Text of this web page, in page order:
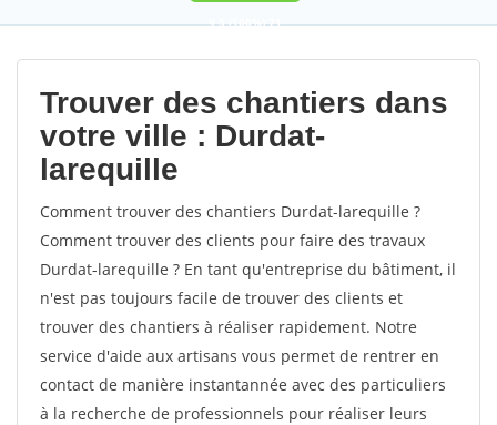
9,5(100%)71
votes
Trouver des chantiers dans
votre ville : Durdat-
larequille
Comment trouver des chantiers Durdat-larequille ?
Comment trouver des clients pour faire des travaux
Durdat-larequille ? En tant qu'entreprise du bâtiment, il
n'est pas toujours facile de trouver des clients et
trouver des chantiers à réaliser rapidement. Notre
service d'aide aux artisans vous permet de rentrer en
contact de manière instantannée avec des particuliers
à la recherche de professionnels pour réaliser leurs